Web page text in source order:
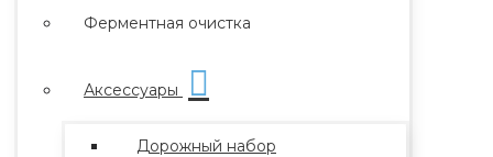
Ферментная очистка
Аксессуары
Дорожный набор